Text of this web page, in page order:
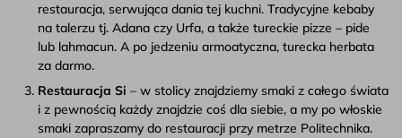
restauracja, serwująca dania tej kuchni. Tradycyjne kebaby
na talerzu tj. Adana czy Urfa, a także tureckie pizze – pide
lub lahmacun. A po jedzeniu armoatyczna, turecka herbata
za darmo.
Restauracja Si – w stolicy znajdziemy smaki z całego świata
i z pewnością każdy znajdzie coś dla siebie, a my po włoskie
smaki zapraszamy do restauracji przy metrze Politechnika.